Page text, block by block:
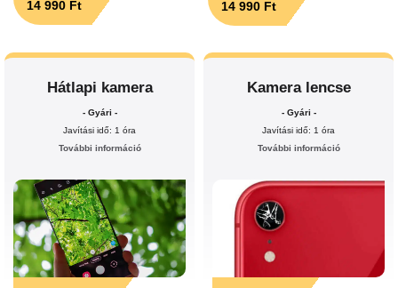
14 990 Ft 14 990 Ft
Hátlapi kamera
- Gyári -
Javítási idő: 1 óra
További információ
Kamera lencse
- Gyári -
Javítási idő: 1 óra
További információ